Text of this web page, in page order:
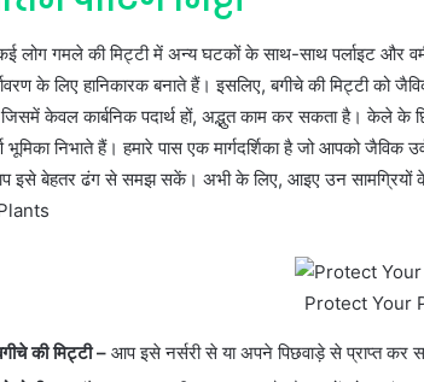
लोग गमले की मिट्टी में अन्य घटकों के साथ-साथ पर्लाइट और
के लिए हानिकारक बनाते हैं। इसलिए, बगीचे की मिट्टी
केवल कार्बनिक पदार्थ हों, अद्भुत काम कर सकता है। केले
भूमिका निभाते हैं। हमारे पास एक मार्गदर्शिका है जो आपको
इसे बेहतर ढंग से समझ सकें। अभी के लिए, आइए उन सामग्रियों
Protect Your
की मिट्टी – आप इसे नर्सरी से या अपने पिछवाड़े से प्राप्त कर